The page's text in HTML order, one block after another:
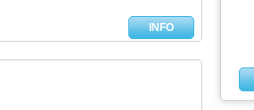
INFO